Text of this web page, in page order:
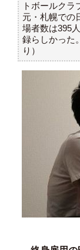
トボールク
元・札幌での
場者数は395
録らしかっ
り）